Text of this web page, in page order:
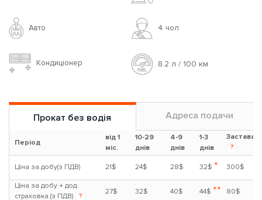
Авто 4 чoл
Кондиціонер 8.2 л / 100 км
Прокат без водія Адреса подачи
Період
від 1
міс.
10-29
днів
4-9
днів
1-3
днів
Застава
?
Ціна за добу(з ПДВ) 21$ 24$ 28$ 32$ * 300$
Ціна за добу + дод.
страховка (з ПДВ)
?
27$ 32$ 40$ 44$ ** 80$